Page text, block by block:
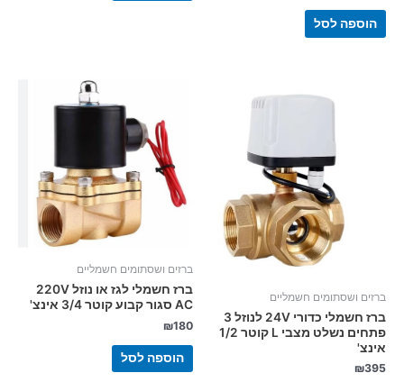
הוספה לסל
ברזים ושסתומים חשמליים
ברז חשמלי כדורי 24V לנוזל 3
פתחים נשלט מצבי L קוטר 1/2
אינצ'
₪395
ברזים ושסתומים חשמליים
ברז חשמלי לגז או נוזל 220V
AC סגור קבוע קוטר 3/4 אינצ'
₪180
הוספה לסל